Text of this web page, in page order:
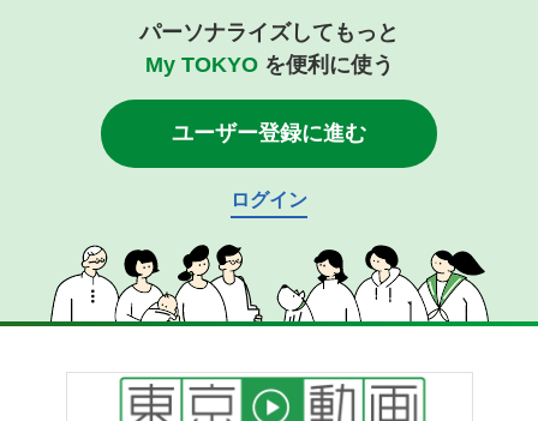
パーソナライズしてもっと
My TOKYOを便利に使う
ユーザー登録に進む
ログイン